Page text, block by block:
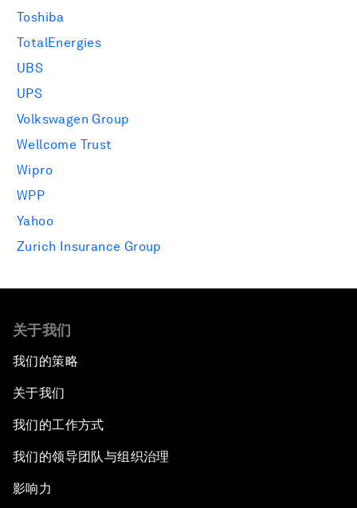
Toshiba
TotalEnergies
UBS
UPS
Volkswagen Group
Wellcome Trust
Wipro
WPP
Yahoo
Zurich Insurance Group
关于我们
我们的策略
关于我们
我们的工作方式
我们的领导团队与组织治理
影响力